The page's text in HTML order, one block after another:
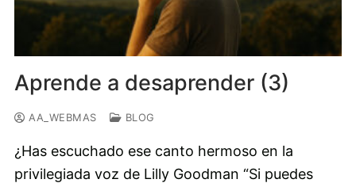
Aprende a desaprender (3)
AA_WEBMAS BLOG
¿Has escuchado ese canto hermoso en la
privilegiada voz de Lilly Goodman “Si puedes